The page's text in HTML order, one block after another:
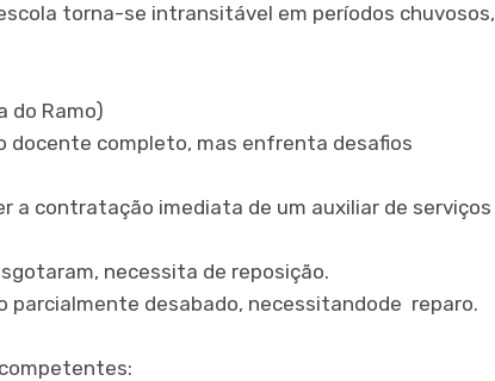
torna-se intransitável em períodos chuvosos,
do Ramo)
docente completo, mas enfrenta desafios
a contratação imediata de um auxiliar de serviços
necessita de reposição.
parcialmente desabado, necessitandode reparo.